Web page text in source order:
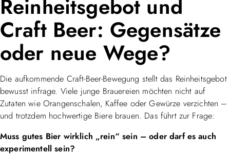
Reinheitsgebot und
Craft Beer: Gegensätze
oder neue Wege?
Die aufkommende Craft-Beer-Bewegung stellt das Reinheitsgebot
bewusst infrage. Viele junge Brauereien möchten nicht auf
Zutaten wie Orangenschalen, Kaffee oder Gewürze verzichten –
und trotzdem hochwertige Biere brauen. Das führt zur Frage:
Muss gutes Bier wirklich „rein“ sein – oder darf es auch
experimentell sein?